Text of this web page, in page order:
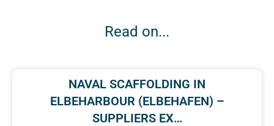
Read on...
NAVAL SCAFFOLDING IN
ELBEHARBOUR (ELBEHAFEN) –
SUPPLIERS EX…